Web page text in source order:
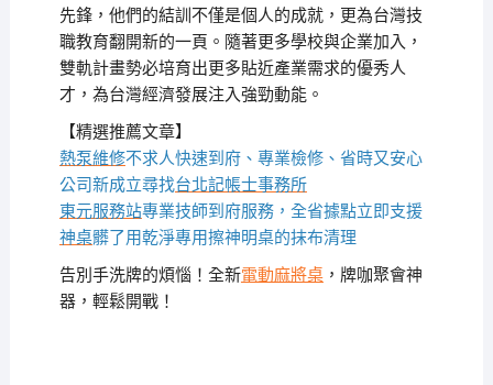
先鋒，他們的結訓不僅是個人的成就，更為台灣技
職教育翻開新的一頁。隨著更多學校與企業加入，
雙軌計畫勢必培育出更多貼近產業需求的優秀人
才，為台灣經濟發展注入強勁動能。
【精選推薦文章】
熱泵維修不求人快速到府、專業檢修、省時又安心
公司新成立尋找台北記帳士事務所
東元服務站專業技師到府服務，全省據點立即支援
神桌髒了用乾淨專用擦神明桌的抹布清理
告別手洗牌的煩惱！全新電動麻將桌，牌咖聚會神
器，輕鬆開戰！